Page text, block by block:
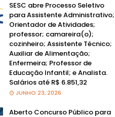
SESC abre Processo Seletivo
para Assistente Administrativo;
Orientador de Atividades;
professor; camareira(o);
cozinheiro; Assistente Técnico;
Auxiliar de Alimentação;
Enfermeira; Professor de
Educação Infantil; e Analista.
Salários até R$ 6.851,32
JUNHO 23, 2026
Aberto Concurso Público para